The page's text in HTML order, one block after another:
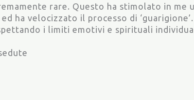
rare. Questo ha stimolato in me
ha velocizzato il processo di ‘guarigione’.
i limiti emotivi e spirituali